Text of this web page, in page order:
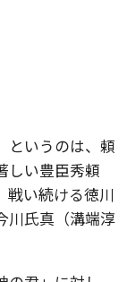
というのは、頼
しい豊臣秀頼
戦い続ける徳川
川氏真（溝端淳